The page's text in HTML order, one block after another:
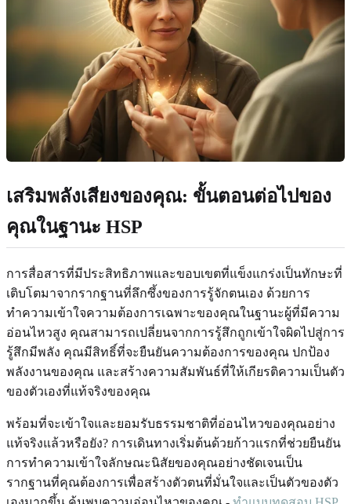
เสริมพลังเสียงของคุณ: ขั้นตอนต่อไปของ
คุณในฐานะ HSP
การสื่อสารที่มีประสิทธิภาพและขอบเขตที่แข็งแกร่งเป็นทักษะที่
เติบโตมาจากรากฐานที่ลึกซึ้งของการรู้จักตนเอง ด้วยการ
ทำความเข้าใจความต้องการเฉพาะของคุณในฐานะผู้ที่มีความ
อ่อนไหวสูง คุณสามารถเปลี่ยนจากการรู้สึกถูกเข้าใจผิดไปสู่การ
รู้สึกมีพลัง คุณมีสิทธิ์ที่จะยืนยันความต้องการของคุณ ปกป้อง
พลังงานของคุณ และสร้างความสัมพันธ์ที่ให้เกียรติความเป็นตัว
ของตัวเองที่แท้จริงของคุณ
พร้อมที่จะเข้าใจและยอมรับธรรมชาติที่อ่อนไหวของคุณอย่าง
แท้จริงแล้วหรือยัง? การเดินทางเริ่มต้นด้วยก้าวแรกที่ช่วยยืนยัน
การทำความเข้าใจลักษณะนิสัยของคุณอย่างชัดเจนเป็น
รากฐานที่คุณต้องการเพื่อสร้างตัวตนที่มั่นใจและเป็นตัวของตัว